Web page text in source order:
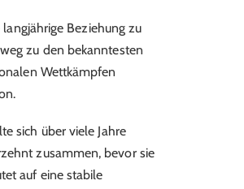
Beziehung zu
zu den bekanntesten
Wettkämpfen
sich über viele Jahre
zusammen, bevor sie
auf eine stabile